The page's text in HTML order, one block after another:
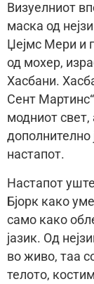
Визуелниот
маска од
Џејмс Мери и
од мохер,
Хасбани.
Сент
модниот свет,
дополнително
настапот.
Настапот
Бјорк како
само како
јазик. Од
во живо, таа
телото,